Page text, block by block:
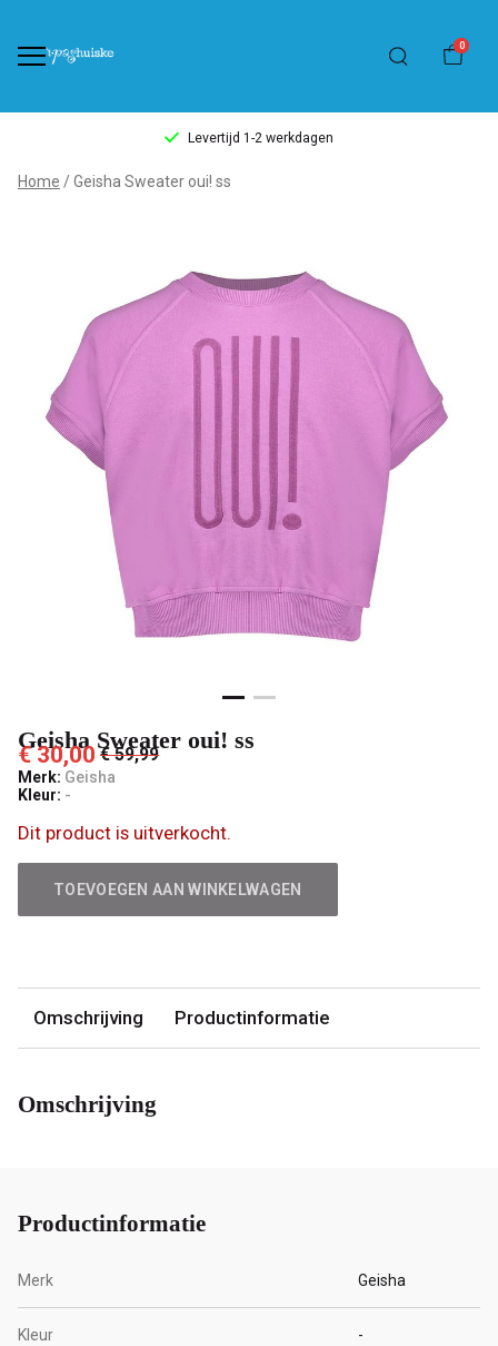
0
Levertijd 1-2 werkdagen
Geisha
Pashuiske
Home Geisha Sweater oui! ss
Geisha Sweater oui! ss
€ 30,00 € 59,99
Merk: Geisha
Kleur: -
Dit product is uitverkocht.
TOEVOEGEN AAN WINKELWAGEN
Omschrijving Productinformatie
Omschrijving
Productinformatie
Merk Geisha
Kleur -